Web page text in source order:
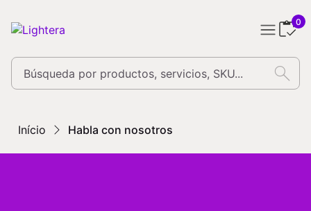
0
search
Início Habla con nosotros